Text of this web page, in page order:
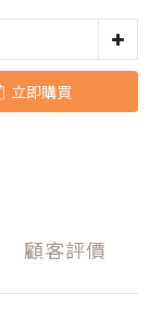
立即購買
顧客評價